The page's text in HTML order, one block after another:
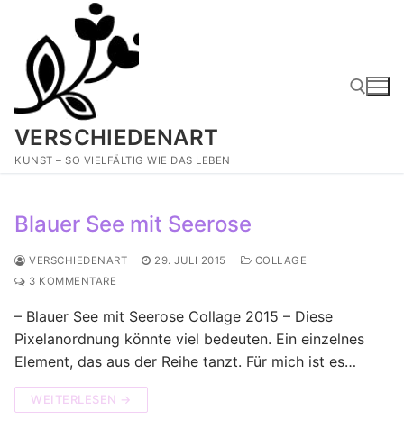
springen
VERSCHIEDENART
KUNST – SO VIELFÄLTIG WIE DAS LEBEN
Suchen nach:
Blauer See mit Seerose
VERSCHIEDENART 29. JULI 2015
COLLAGE
3 KOMMENTARE
– Blauer See mit Seerose Collage 2015 – Diese
Pixelanordnung könnte viel bedeuten. Ein einzelnes
Element, das aus der Reihe tanzt. Für mich ist es…
WEITERLESEN →